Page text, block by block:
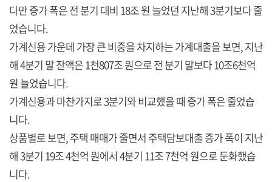
다만 증가 폭은 전 분기 대비 18조 원 늘었던 지난해 3분기보다 줄
었습니다.
가계신용 가운데 가장 큰 비중을 차지하는 가계대출을 보면, 지난
해 4분기 말 잔액은 1천807조 원으로 전 분기 말보다 10조6천억
원 늘었습니다.
가계신용과 마찬가지로 3분기와 비교했을 때 증가 폭은 줄었습
니다.
상품별로 보면, 주택 매매가 줄면서 주택담보대출 증가 폭이 지난
해 3분기 19조 4천억 원에서 4분기 11조 7천억 원으로 둔화했습
니다.